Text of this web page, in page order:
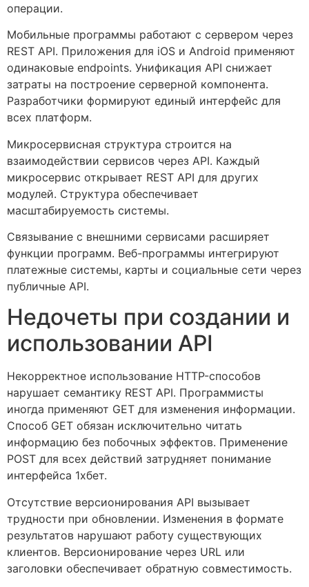
операции.
Мобильные программы работают с сервером через
REST API. Приложения для iOS и Android применяют
одинаковые endpoints. Унификация API снижает
затраты на построение серверной компонента.
Разработчики формируют единый интерфейс для
всех платформ.
Микросервисная структура строится на
взаимодействии сервисов через API. Каждый
микросервис открывает REST API для других
модулей. Структура обеспечивает
масштабируемость системы.
Связывание с внешними сервисами расширяет
функции программ. Веб-программы интегрируют
платежные системы, карты и социальные сети через
публичные API.
Недочеты при создании и
использовании API
Некорректное использование HTTP-способов
нарушает семантику REST API. Программисты
иногда применяют GET для изменения информации.
Способ GET обязан исключительно читать
информацию без побочных эффектов. Применение
POST для всех действий затрудняет понимание
интерфейса 1хбет.
Отсутствие версионирования API вызывает
трудности при обновлении. Изменения в формате
результатов нарушают работу существующих
клиентов. Версионирование через URL или
заголовки обеспечивает обратную совместимость.